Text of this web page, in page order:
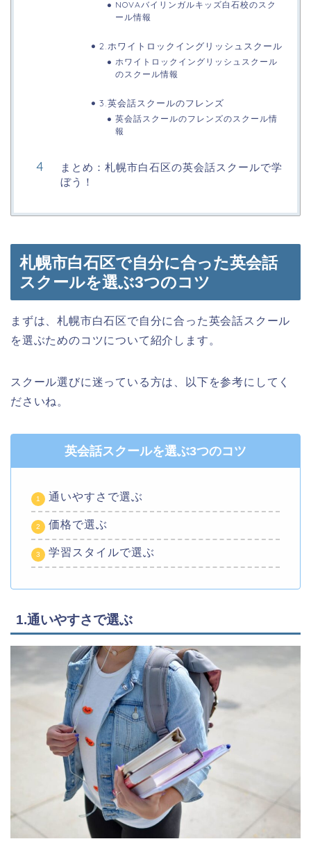
NOVAバイリンガルキッズ白石校のスク
ール情報
2.ホワイトロックイングリッシュスクール
ホワイトロックイングリッシュスクール
のスクール情報
3.英会話スクールのフレンズ
英会話スクールのフレンズのスクール情
報
まとめ：札幌市白石区の英会話スクールで学
ぼう！
札幌市白石区で自分に合った英会話
スクールを選ぶ3つのコツ
まずは、札幌市白石区で自分に合った英会話スクール
を選ぶためのコツについて紹介します。
スクール選びに迷っている方は、以下を参考にしてく
ださいね。
英会話スクールを選ぶ3つのコツ
通いやすさで選ぶ
価格で選ぶ
学習スタイルで選ぶ
1.通いやすさで選ぶ